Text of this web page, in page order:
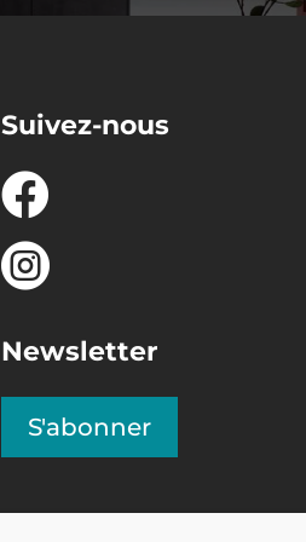
Suivez-nous


Newsletter
S'abonner